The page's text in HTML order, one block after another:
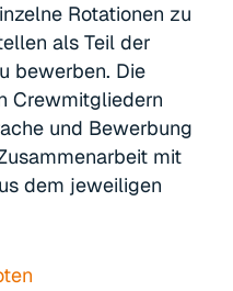
Rotationen zu
als Teil der
bewerben. Die
Crewmitgliedern
und Bewerbung
mit
dem jeweiligen